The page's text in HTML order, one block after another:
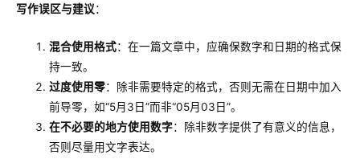
写作误区与建议：
混合使用格式：在一篇文章中，应确保数字和日期的格式保
持一致。
过度使用零：除非需要特定的格式，否则无需在日期中加入
前导零，如“5月3日”而非“05月03日”。
在不必要的地方使用数字：除非数字提供了有意义的信息，
否则尽量用文字表达。